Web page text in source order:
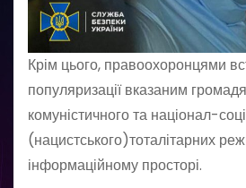
Крім цього, правоохоронцями
популяризації вказаним
комуністичного та націонал-
(нацистського)тоталітарних
інформаційному просторі.